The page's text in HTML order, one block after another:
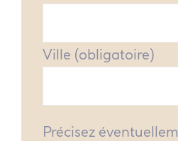
Ville (obligatoire)
Précisez